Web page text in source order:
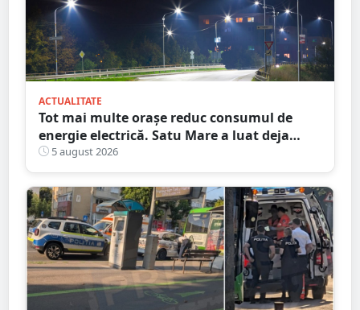
ACTUALITATE
Tot mai multe orașe reduc consumul de
energie electrică. Satu Mare a luat deja
măsuri. Cu ce soluții au venit ceilalți
primari
5 august 2026